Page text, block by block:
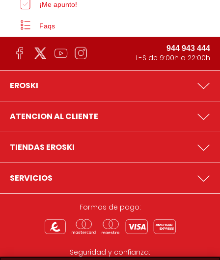
¡Me apunto!
Faqs
944 943 444
L-S de 9:00h a 22:00h
EROSKI
ATENCION AL CLIENTE
TIENDAS EROSKI
SERVICIOS
Formas de pago:
Seguridad y confianza: